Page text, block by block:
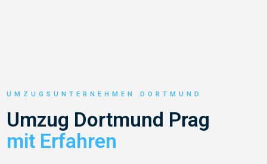
UMZUGSUNTERNEHMEN DORTMUND
Umzug Dortmund Prag
mit Erfahren